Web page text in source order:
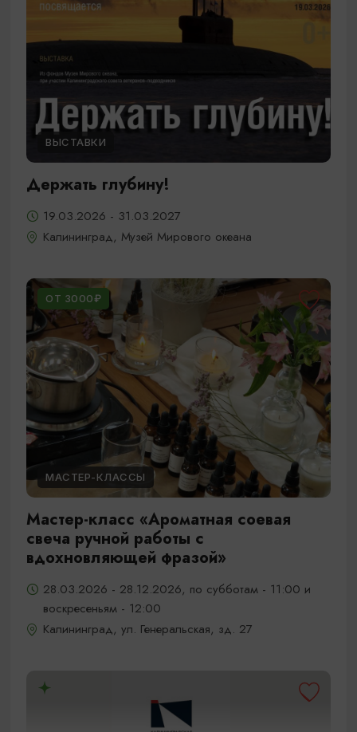
ВЫСТАВКИ
Держать глубину!
19.03.2026 - 31.03.2027
Калининград, Музей Мирового океана
ОТ 3000₽
МАСТЕР-КЛАССЫ
Мастер-класс «Ароматная соевая
свеча ручной работы с
вдохновляющей фразой»
28.03.2026 - 28.12.2026, по субботам - 11:00 и
воскресеньям - 12:00
Калининград, ул. Генеральская, зд. 27